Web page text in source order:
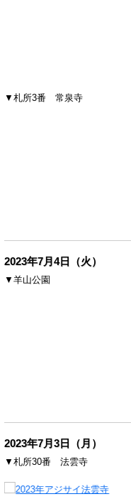
▼札所3番 常泉寺
2023年7月4日（火）
▼羊山公園
2023年7月3日（月）
▼札所30番 法雲寺